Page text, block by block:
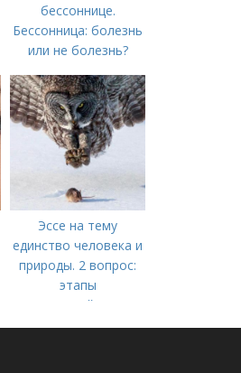
бессоннице.
Бессонница: болезнь
или не болезнь?
Эссе на тему
единство человека и
природы. 2 вопрос:
этапы
взаимодействия
природного и